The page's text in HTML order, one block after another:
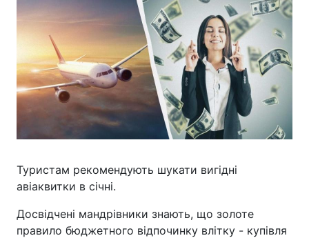
Туристам рекомендують шукати вигідні
авіаквитки в січні.
Досвідчені мандрівники знають, що золоте
правило бюджетного відпочинку влітку - купівля